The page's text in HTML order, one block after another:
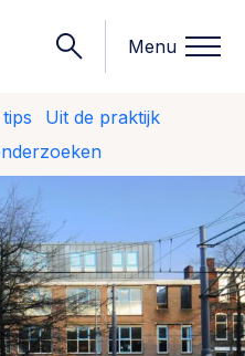
Menu
>
Uit de praktijk